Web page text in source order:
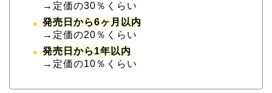
→定価の30％くらい
発売日から6ヶ月以内
→定価の20％くらい
発売日から1年以内
→定価の10％くらい